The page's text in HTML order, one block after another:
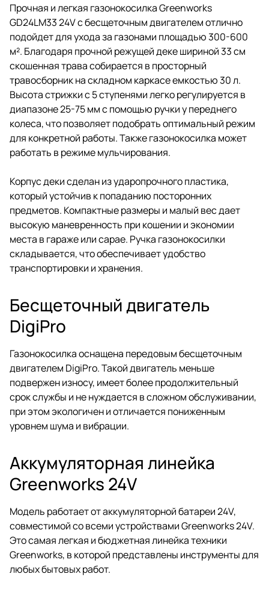
Прочная и легкая газонокосилка Greenworks
GD24LM33 24V с бесщеточным двигателем отлично
подойдет для ухода за газонами площадью 300-600
м². Благодаря прочной режущей деке шириной 33 см
скошенная трава собирается в просторный
травосборник на складном каркасе емкостью 30 л.
Высота стрижки с 5 ступенями легко регулируется в
диапазоне 25-75 мм с помощью ручки у переднего
колеса, что позволяет подобрать оптимальный режим
для конкретной работы. Также газонокосилка может
работать в режиме мульчирования.
Корпус деки сделан из ударопрочного пластика,
который устойчив к попаданию посторонних
предметов. Компактные размеры и малый вес дает
высокую маневренность при кошении и экономии
места в гараже или сарае. Ручка газонокосилки
складывается, что обеспечивает удобство
транспортировки и хранения.
Бесщеточный двигатель
DigiPro
Газонокосилка оснащена передовым бесщеточным
двигателем DigiPro. Такой двигатель меньше
подвержен износу, имеет более продолжительный
срок службы и не нуждается в сложном обслуживании,
при этом экологичен и отличается пониженным
уровнем шума и вибрации.
Аккумуляторная линейка
Greenworks 24V
Модель работает от аккумуляторной батареи 24V,
совместимой со всеми устройствами Greenworks 24V.
Это самая легкая и бюджетная линейка техники
Greenworks, в которой представлены инструменты для
любых бытовых работ.